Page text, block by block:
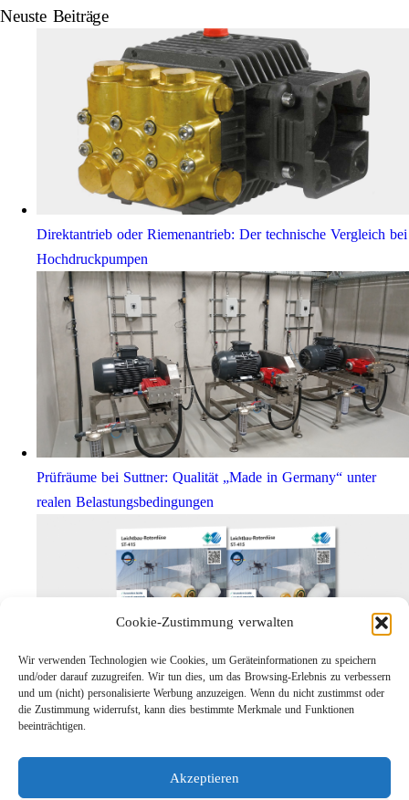
Cookie-Zustimmung verwalten
Wir verwenden Technologien wie Cookies, um Geräteinformationen zu speichern
und/oder darauf zuzugreifen. Wir tun dies, um das Browsing-Erlebnis zu verbessern
und um (nicht) personalisierte Werbung anzuzeigen. Wenn du nicht zustimmst oder
die Zustimmung widerrufst, kann dies bestimmte Merkmale und Funktionen
beeinträchtigen.
Akzeptieren
Neuste Beiträge
Direktantrieb oder Riemenantrieb: Der technische Vergleich bei
Hochdruckpumpen
Prüfräume bei Suttner: Qualität „Made in Germany“ unter
realen Belastungsbedingungen
Leichtbau-Rotordüse ST-415